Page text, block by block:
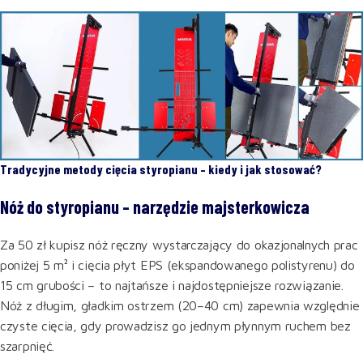
Tradycyjne metody cięcia styropianu – kiedy i jak stosować?
Nóż do styropianu – narzędzie majsterkowicza
Za 50 zł kupisz nóż ręczny wystarczający do okazjonalnych prac
poniżej 5 m² i cięcia płyt EPS (ekspandowanego polistyrenu) do
15 cm grubości – to najtańsze i najdostępniejsze rozwiązanie.
Nóż z długim, gładkim ostrzem (20–40 cm) zapewnia względnie
czyste cięcia, gdy prowadzisz go jednym płynnym ruchem bez
szarpnięć.